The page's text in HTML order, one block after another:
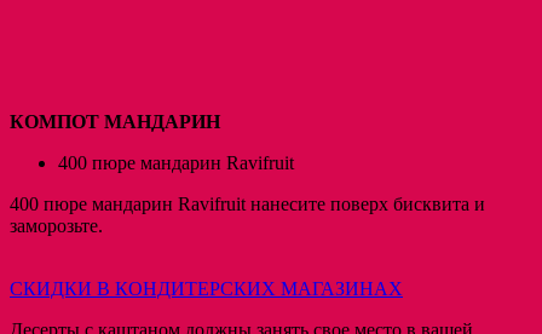
КОМПОТ МАНДАРИН
400 пюре мандарин Ravifruit
400 пюре мандарин Ravifruit нанесите поверх бисквита и
заморозьте.
СКИДКИ В КОНДИТЕРСКИХ МАГАЗИНАХ
Десерты с каштаном должны занять свое место в вашей